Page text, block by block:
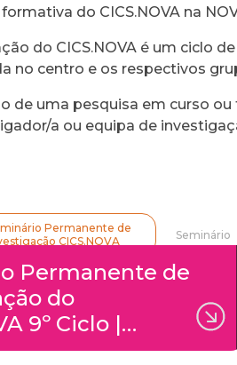
do CICS.NOVA na
do CICS.NOVA é um ciclo
no centro e os respectivos
de uma pesquisa em curso
a ou equipa de
Permanente de
CICS.NOVA
Seminário
Permanente de
do
9º Ciclo |…